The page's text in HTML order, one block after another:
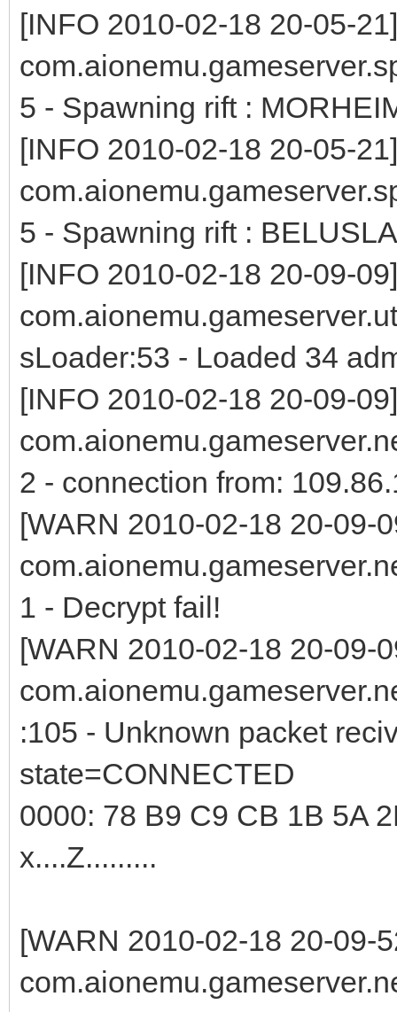
[INFO 2010-02-18 20-05-21]
5 - Spawning rift :
[INFO 2010-02-18 20-05-21]
5 - Spawning rift :
[INFO 2010-02-18 20-09-09]
sLoader:53 - Loaded 34
[INFO 2010-02-18 20-09-09]
2 - connection from:
[WARN 2010-02-18 20-09-
1 - Decrypt fail!
[WARN 2010-02-18 20-09-
:105 - Unknown packet
state=CONNECTED
0000: 78 B9 C9 CB 1B 5A
x....Z.........
[WARN 2010-02-18 20-09-